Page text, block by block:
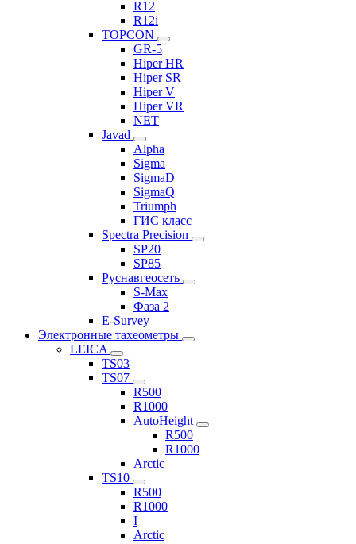
R12
R12i
TOPCON
GR-5
Hiper HR
Hiper SR
Hiper V
Hiper VR
NET
Javad
Alpha
Sigma
SigmaD
SigmaQ
Triumph
ГИС класс
Spectra Precision
SP20
SP85
Руснавгеосеть
S-Max
Фаза 2
E-Survey
Электронные тахеометры
LEICA
TS03
TS07
R500
R1000
AutoHeight
R500
R1000
Arctic
TS10
R500
R1000
I
Arctic